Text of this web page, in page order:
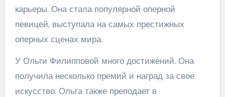
карьеры. Она стала популярной оперной
певицей, выступала на самых престижных
оперных сценах мира.
У Ольги Филипповой много достижений. Она
получила несколько премий и наград за свое
искусство. Ольга также преподает в